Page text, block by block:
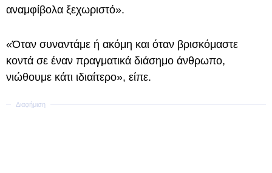
αναμφίβολα ξεχωριστό».
«Όταν συναντάμε ή ακόμη και όταν βρισκόμαστε
κοντά σε έναν πραγματικά διάσημο άνθρωπο,
νιώθουμε κάτι ιδιαίτερο», είπε.